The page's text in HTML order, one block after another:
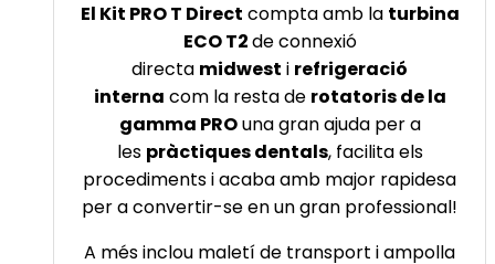
El Kit PRO T Direct compta amb la turbina
ECO T2de connexió
directa midwest i refrigeració
interna com la resta de rotatoris de la
gamma PROuna gran ajuda per a
les pràctiques dentals, facilita els
procediments i acaba amb major rapidesa
per a convertir-se en un gran professional!
A més inclou maletí de transport i ampolla